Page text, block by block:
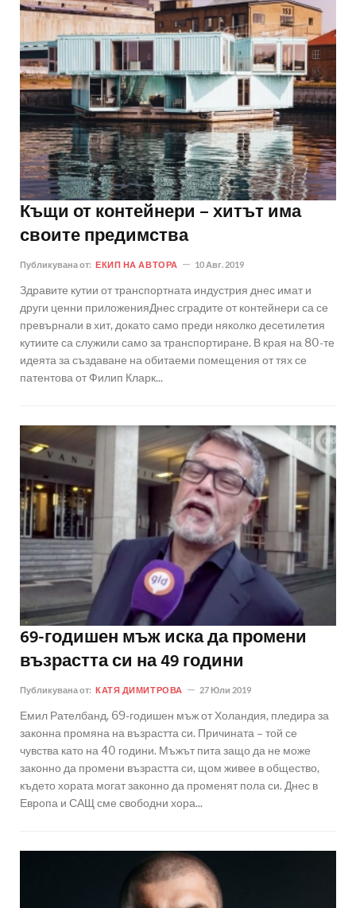
Къщи от контейнери – хитът има
своите предимства
Публикувана от: ЕКИП НА АВТОРА 10 Авг. 2019
Здравите кутии от транспортната индустрия днес имат и
други ценни приложенияДнес сградите от контейнери са се
превърнали в хит, докато само преди няколко десетилетия
кутиите са служили само за транспортиране. В края на 80-те
идеята за създаване на обитаеми помещения от тях се
патентова от Филип Кларк...
69-годишен мъж иска да промени
възрастта си на 49 години
Публикувана от: КАТЯ ДИМИТРОВА 27 Юли 2019
Емил Рателбанд, 69-годишен мъж от Холандия, пледира за
законна промяна на възрастта си. Причината – той се
чувства като на 40 години. Мъжът пита защо да не може
законно да промени възрастта си, щом живее в общество,
където хората могат законно да променят пола си. Днес в
Европа и САЩ сме свободни хора...